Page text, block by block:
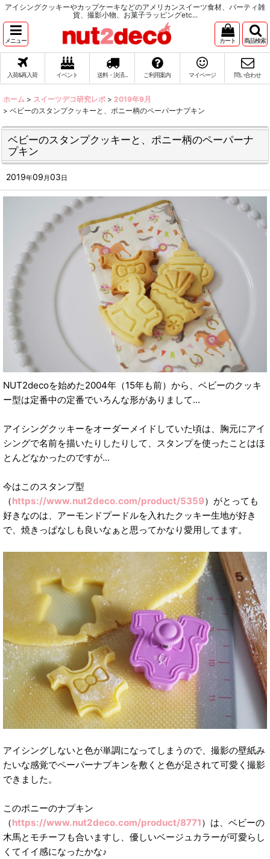
アイシングクッキーやカップケーキなどのアメリカンスイーツ食材、パーティ雑
貨、撮影小物、お菓子ラッピングetc...
メニュー カート 商品検索
入荷&再入荷 イベント 送料・決済... ご利用案内 マイページ 問い合わせ
ホーム > スイーツデコ研究レポ > 2019年9月
> ベビーのスタンプクッキーと、ポニー柄のペーパーナプキン
ベビーのスタンプクッキーと、ポニー柄のペーパーナ
プキン
2019年09 月03日
NUT2decoを始めた2004年（15年も前）から、ベビーのクッキ
ー型は定番中の定番でいろんな形がありまして...
アイシングクッキーをオーダーメイドしていた頃は、胸元にアイ
シングで名前を描いたりしたりして、スタンプを使ったことはほ
とんどなかったのですが...
今はこのスタンプ型
（https://www.nut2deco.com/product/5359）がとっても
好きなのは、アーモンドプードルを入れたクッキー生地が好き
で、焼きっぱなしも良いなぁと思ってかなり愛用してます。
アイシングしないと色が単調になってしまうので、撮影の壁紙み
たいな感覚でペーパーナプキンを敷くと色が足されて可愛く撮影
できました。
このポニーのナプキン
（https://www.nut2deco.com/product/8771）は、ベビーの
木馬とモチーフも合いますし、優しいベージュカラーが可愛らし
くてイイ感になったかな♪